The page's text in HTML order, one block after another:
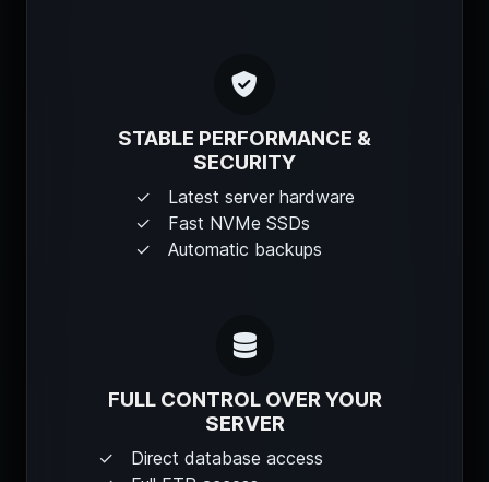
STABLE PERFORMANCE &
SECURITY
Latest server hardware
Fast NVMe SSDs
Automatic backups
FULL CONTROL OVER YOUR
SERVER
Direct database access